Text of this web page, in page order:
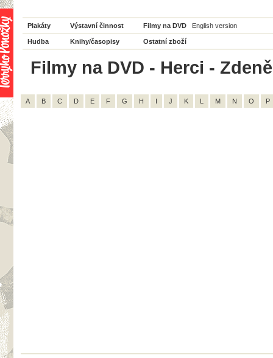
Plakáty Výstavní činnost Filmy na DVD English version
Hudba Knihy/časopisy Ostatní zboží
Filmy na DVD - Herci -
A B C D E F G H I J K L M N O P